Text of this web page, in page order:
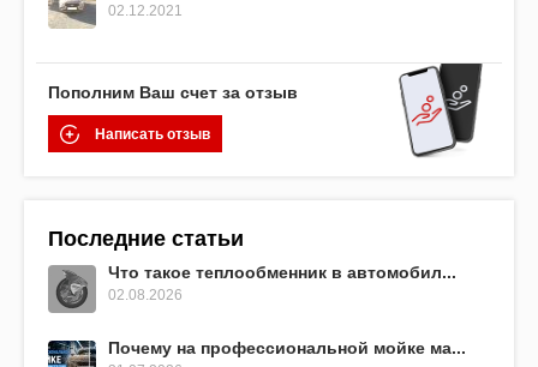
02.12.2021
Пополним Ваш счет за отзыв
Написать отзыв
Последние статьи
Что такое теплообменник в автомобил...
02.08.2026
Почему на профессиональной мойке ма...